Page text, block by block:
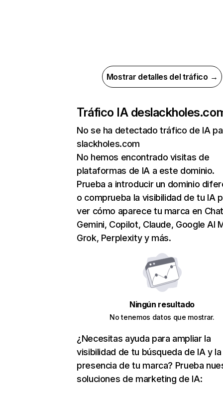
Mostrar detalles del tráfico →
Tráfico IA de
No se ha detectado tráfico de IA
slackholes.com
No hemos encontrado visitas de
plataformas de IA a este dominio.
Prueba a introducir un dominio
o comprueba la visibilidad de tu IA
ver cómo aparece tu marca en
Gemini, Copilot, Claude, Google AI
Grok, Perplexity y más.
Ningún resultado
No tenemos datos que mostrar.
¿Necesitas ayuda para ampliar la
visibilidad de tu búsqueda de IA y la
presencia de tu marca? Prueba
soluciones de marketing de IA: